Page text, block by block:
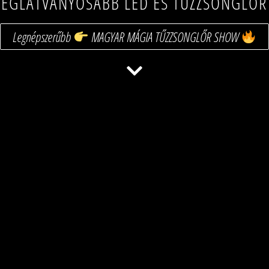
Legnépszerűbb MAGYAR MÁGIA TŰZZSONGLŐR SHOW